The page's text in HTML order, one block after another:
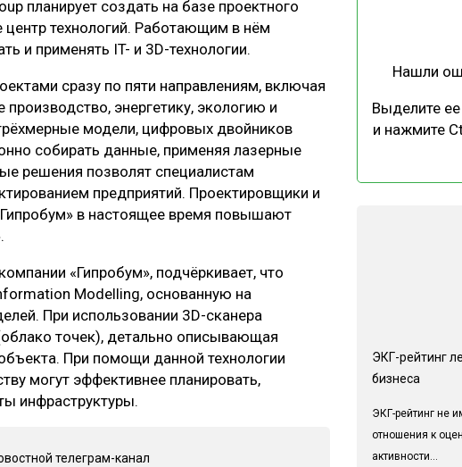
СУШКА ДРЕВЕСИНЫ
ПРОИЗВОДСТВО
РЫНОК
ОТРАСЛЕВАЯ ДИСКУССИЯ
КАЛЕНДАРЬ ВЫСТАВОК
планирует создать на базе проектного
центр технологий. Работающим в нём
и применять IT- и 3D-технологии.
сразу по пяти направлениям, включая
энергетику, экологию и
модели, цифровых двойников
собирать данные, применяя лазерные
решения позволят специалистам
предприятий. Проектировщики и
в настоящее время повышают
«Гипробум», подчёркивает, что
Modelling, основанную на
При использовании 3D-сканера
точек), детально описывающая
При помощи данной технологии
могут эффективнее планировать,
инфраструктуры.
телеграм-канал
Нашли
Выделите
и нажмите
ЭКГ-рейтинг
бизнеса
ЭКГ-рейтинг не
отношения к
активности...